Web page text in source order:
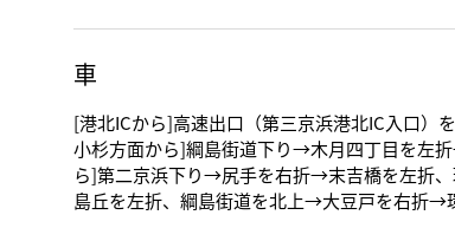
車
[港北ICから]高速出口（第三京浜港北IC入口
小杉方面から]綱島街道下り→木月四丁目を左
ら]第二京浜下り→尻手を右折→末吉橋を左折
島丘を左折、綱島街道を北上→大豆戸を右折→